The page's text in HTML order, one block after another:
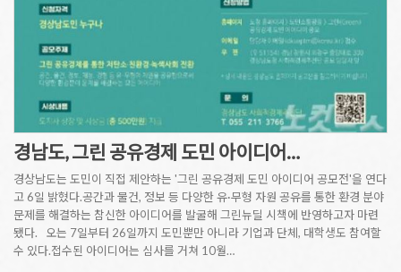
경남도, 그린 공유경제 도민 아이디어…
경상남도는 도민이 직접 제안하는 '그린 공유경제 도민 아이디어 공모전'을 연다
고 6일 밝혔다.공간과 물건, 정보 등 다양한 유·무형 자원 공유를 통한 환경 분야
문제를 해결하는 참신한 아이디어를 발굴해 그린뉴딜 시책에 반영하고자 마련
됐다. 오는 7일부터 26일까지 도민뿐만 아니라 기업과 단체, 대학생도 참여할
수 있다.접수된 아이디어는 심사를 거쳐 10월…